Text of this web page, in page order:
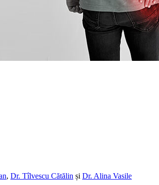
, Dr. Tîlvescu Cătălin și Dr. Alina Vasile